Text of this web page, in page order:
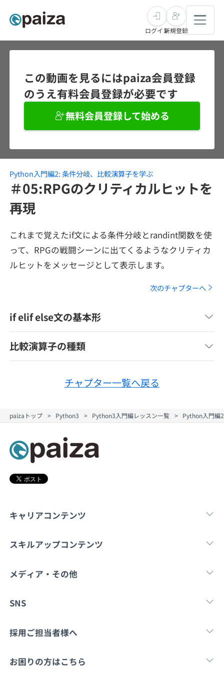
求人検索
インタビュー
転職成功ガイド
転職エージェント
未経験転職
インタビュー
転職成功ガイド
本選考
インターン
新卒エージェント
就活成功ガイド
学習
講座一覧
問題集
4択課題
ナレッジ
個人向けプラン
法人向けプラン
学校向けプラン
契約内容・クーポン
スキルチェック
プログラミング言語
SQL
評価結果一覧
ゲーム・マンガ
メディア
Tech Team Journal
note
ログイン新規登録
この動画を見るにはpaiza会員登録
のうえ有料会員登録が必要です
無料会員登録して始める
Python入門編2: 条件分岐、比較演算子を学ぶ
＃05:RPGのクリティカルヒットを
再現
これまで覚えたif文による条件分岐とrandint関数を使
って、RPGの戦闘シーンに出てくるようなクリティカ
ルヒットをメッセージとして表示します。
次のチャプターへ
if elif else文の基本形
比較演算子の種類
チャプター一覧へ戻る
paizaトップ Python3 Python3入門編レッスン一覧 Python入門編
キャリアコンテンツ
転職・キャリア 新卒就
スキルアップコンテンツ
学習 マンガ・ゲーム
メディア・その他
Tech Team Journal note
SNS
X
採用ご担当者様へ
採用・教育をお考えの企業様へ 中途求人掲載はこ
お困りの方はこちら